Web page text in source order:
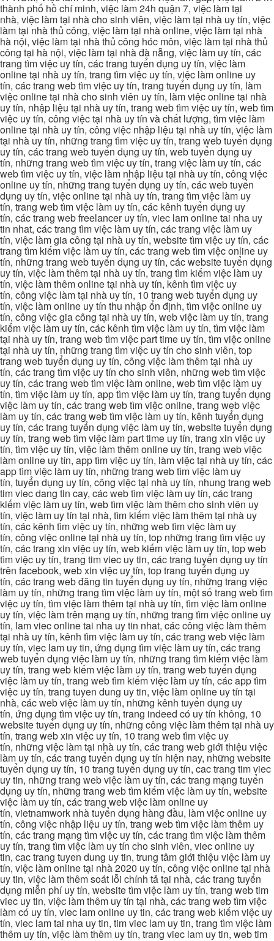
thành phố hồ chí minh, việc làm 24h quận 7, việc làm tại
nhà, việc làm tại nhà cho sinh viên, việc làm tại nhà uy tín, việc
làm tại nhà thủ công, việc làm tại nhà online, việc làm tại nhà
hà nội, việc làm tại nhà thủ công hóc môn, việc làm tại nhà thủ
công tại hà nội, việc làm tại nhà đà nẵng, việc làm uy tín, các
trang tìm việc uy tín, các trang tuyển dụng uy tín, việc làm
online tại nhà uy tín, trang tìm việc uy tín, việc làm online uy
tín, các trang web tìm việc uy tín, trang tuyển dụng uy tín, làm
việc online tại nhà cho sinh viên uy tín, làm việc online tại nhà
uy tín, nhập liệu tại nhà uy tín, trang web tìm việc uy tín, web tìm
việc uy tín, công việc tại nhà uy tín và chất lượng, tìm việc làm
online tại nhà uy tín, công việc nhập liệu tại nhà uy tín, việc làm
tại nhà uy tín, những trang tìm việc uy tín, trang web tuyển dụng
uy tín, các trang web tuyển dụng uy tín, web tuyển dụng uy
tín, những trang web tìm việc uy tín, trang việc làm uy tín, các
web tìm việc uy tín, việc làm nhập liệu tại nhà uy tín, công việc
online uy tín, những trang tuyển dụng uy tín, các web tuyển
dụng uy tín, việc online tại nhà uy tín, trang tìm việc làm uy
tín, trang web tìm việc làm uy tín, các kênh tuyển dụng uy
tín, các trang web freelancer uy tín, viec lam online tai nha uy
tin nhat, các trang tìm việc làm uy tín, các trang việc làm uy
tín, việc làm gia công tại nhà uy tín, website tìm việc uy tín, các
trang tìm kiếm việc làm uy tín, các trang web tìm việc online uy
tín, những trang web tuyển dụng uy tín, các website tuyển dụng
uy tín, việc làm thêm tại nhà uy tín, trang tìm kiếm việc làm uy
tín, việc làm thêm online tại nhà uy tín, kênh tìm việc uy
tín, công việc làm tại nhà uy tín, 10 trang web tuyển dụng uy
tín, việc làm online uy tín thu nhập ổn định, tìm việc online uy
tín, công việc gia công tại nhà uy tín, web việc làm uy tín, trang
kiếm việc làm uy tín, các kênh tìm việc làm uy tín, tìm việc làm
tại nhà uy tín, trang web tìm việc part time uy tín, tìm việc online
tại nhà uy tín, những trang tìm việc uy tín cho sinh viên, top
trang web tuyển dụng uy tín, công việc làm thêm tại nhà uy
tín, các trang tìm việc uy tín cho sinh viên, những web tìm việc
uy tín, các trang web tìm việc làm online, web tìm việc làm uy
tín, tìm việc làm uy tín, app tìm việc làm uy tín, trang tuyển dụng
việc làm uy tín, các trang web tìm việc online, trang web việc
làm uy tín, các trang web tìm việc làm uy tín, kênh tuyển dụng
uy tín, các trang tuyển dụng việc làm uy tín, website tuyển dụng
uy tín, trang web tìm việc làm part time uy tín, trang xin việc uy
tín, tìm việc uy tín, việc làm thêm online uy tín, trang web việc
làm online uy tín, app tìm việc uy tín, làm việc tại nhà uy tín, các
app tìm việc làm uy tín, những trang web tìm việc làm uy
tín, tuyển dụng uy tín, công việc tại nhà uy tín, nhung trang web
tim viec dang tin cay, các web tìm việc làm uy tín, các trang
kiếm việc làm uy tín, web tìm việc làm thêm cho sinh viên uy
tín, việc làm uy tín tại nhà, tìm kiếm việc làm thêm tại nhà uy
tín, các kênh tìm việc uy tín, những web tìm việc làm uy
tín, công việc online tại nhà uy tín, top những trang tìm việc uy
tín, các trang xin việc uy tín, web kiếm việc làm uy tín, top web
tìm việc uy tín, trang tim viec uy tin, các trang tuyển dụng uy tín
trên facebook, web xin việc uy tín, top trang tuyển dụng uy
tín, các trang web đăng tin tuyển dụng uy tín, những trang việc
làm uy tín, những trang tìm việc làm uy tín, một số trang web tìm
việc uy tín, tìm việc làm thêm tại nhà uy tín, tìm việc làm online
uy tín, việc làm trên mạng uy tín, những trang tìm việc online uy
tín, lam viec online tai nha uy tin nhat, các công việc làm thêm
tại nhà uy tín, kênh tìm việc làm uy tín, các trang web việc làm
uy tín, viec lam uy tin, ứng dụng tìm việc làm uy tín, các trang
web tuyển dụng việc làm uy tín, những trang tìm kiếm việc làm
uy tín, trang web kiếm việc làm uy tín, trang web tuyển dụng
việc làm uy tín, trang web tìm kiếm việc làm uy tín, các app tìm
việc uy tín, trang tuyen dung uy tin, việc làm online uy tín tại
nhà, các web việc làm uy tín, những kênh tuyển dụng uy
tín, ứng dụng tìm việc uy tín, trang indeed có uy tín không, 10
website tuyển dụng uy tín, những công việc làm thêm tại nhà uy
tín, trang web xin việc uy tín, 10 trang web tìm việc uy
tín, những việc làm tại nhà uy tín, các trang web giới thiệu việc
làm uy tín, các trang tuyển dụng uy tín hiện nay, những website
tuyển dụng uy tín, 10 trang tuyển dụng uy tín, cac trang tim viec
uy tin, những trang web việc làm uy tín, các trang mạng tuyển
dụng uy tín, những trang web tìm kiếm việc làm uy tín, website
việc làm uy tín, các trang web việc làm online uy
tín, vietnamwork nhà tuyển dụng hàng đầu, làm việc online uy
tín, công việc nhập liệu uy tín, trang web tìm việc làm thêm uy
tín, các trang mạng tìm việc uy tín, các trang tìm việc làm thêm
uy tín, trang tìm việc làm uy tín cho sinh viên, viec online uy
tin, cac trang tuyen dung uy tin, trung tâm giới thiệu việc làm uy
tín, việc làm online tại nhà 2020 uy tín, công việc online tại nhà
uy tin, việc làm thêm soát lỗi chính tả tại nhà, các trang tuyển
dụng miễn phí uy tín, website tìm việc làm uy tín, trang web tim
viec uy tin, việc làm thêm uy tín tại nhà, các trang web tìm việc
làm có uy tín, viec lam online uy tin, các trang web kiếm việc uy
tín, viec lam tai nha uy tin, tim viec lam uy tin, trang tìm việc làm
thêm uy tín, việc làm thêm uy tín, trang viec lam uy tin, web tim